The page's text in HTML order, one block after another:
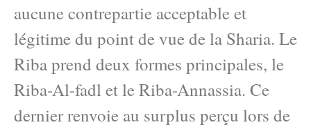
aucune contrepartie acceptable et
légitime du point de vue de la Sharia. Le
Riba prend deux formes principales, le
Riba-Al-fadl et le Riba-Annassia. Ce
dernier renvoie au surplus perçu lors de